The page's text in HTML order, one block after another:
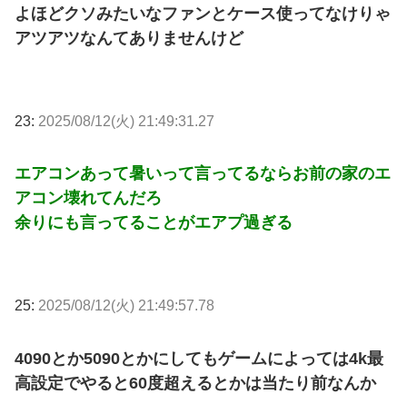
よほどクソみたいなファンとケース使ってなけりゃ
アツアツなんてありませんけど
23: 2025/08/12(火) 21:49:31.27
エアコンあって暑いって言ってるならお前の家のエ
アコン壊れてんだろ
余りにも言ってることがエアプ過ぎる
25: 2025/08/12(火) 21:49:57.78
4090とか5090とかにしてもゲームによっては4k最
高設定でやると60度超えるとかは当たり前なんか